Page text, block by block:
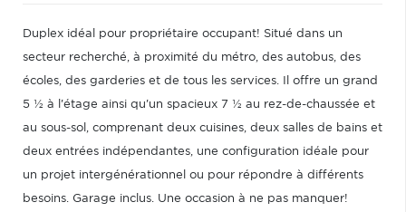
Duplex idéal pour propriétaire occupant! Situé dans un
secteur recherché, à proximité du métro, des autobus, des
écoles, des garderies et de tous les services. Il offre un grand
5 ½ à l'étage ainsi qu'un spacieux 7 ½ au rez-de-chaussée et
au sous-sol, comprenant deux cuisines, deux salles de bains et
deux entrées indépendantes, une configuration idéale pour
un projet intergénérationnel ou pour répondre à différents
besoins. Garage inclus. Une occasion à ne pas manquer!